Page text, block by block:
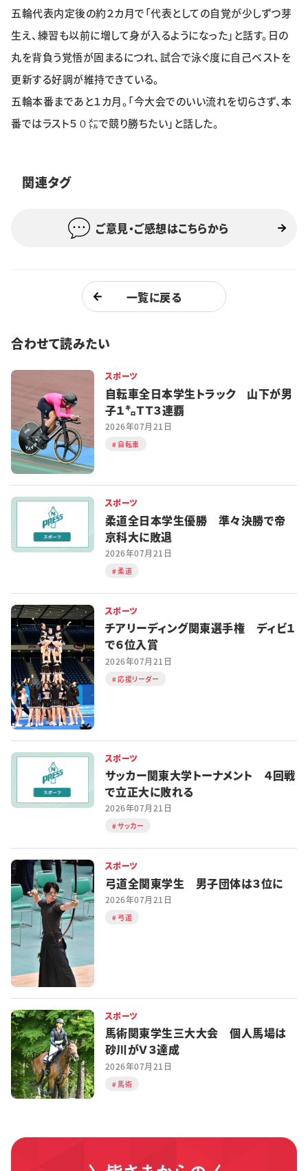
五輪代表内定後の約２カ月で「代表としての自覚が少しずつ芽
生え、練習も以前に増して身が入るようになった」と話す。日の
丸を背負う覚悟が固まるにつれ、試合で泳ぐ度に自己ベストを
更新する好調が維持できている。
五輪本番まであと１カ月。「今大会でのいい流れを切らさず、本
番ではラスト５０㍍で競り勝ちたい」と話した。
関連タグ
ご意見・ご感想はこちらから
一覧に戻る
合わせて読みたい
スポーツ
自転車全日本学生トラック 山下が男
子１㌔ＴＴ３連覇
2026年07月21日
自転車
スポーツ
柔道全日本学生優勝 準々決勝で帝
京科大に敗退
2026年07月21日
柔道
スポーツ
チアリーディング関東選手権 ディビ１
で６位入賞
2026年07月21日
応援リーダー
スポーツ
サッカー関東大学トーナメント ４回戦
で立正大に敗れる
2026年07月21日
サッカー
スポーツ
弓道全関東学生 男子団体は３位に
2026年07月21日
弓道
スポーツ
馬術関東学生三大大会 個人馬場は
砂川がＶ３達成
2026年07月21日
馬術